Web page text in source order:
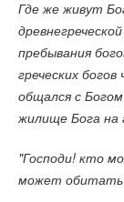
Где же живут
пребывания
греческих
общался с
жилище Бога на
"Господи! кто
может